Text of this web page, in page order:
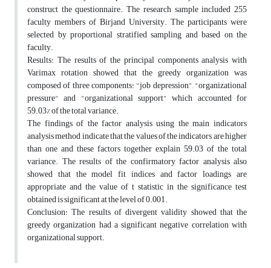
construct the questionnaire. The research sample included 255
faculty members of Birjand University. The participants were
selected by proportional stratified sampling and based on the
faculty.
Results: The results of the principal components analysis with
Varimax rotation showed that the greedy organization was
composed of three components: "job depression", "organizational
pressure" and "organizational support" which accounted for
59.03% of the total variance.
The findings of the factor analysis using the main indicators
analysis method indicate that the values of the indicators are higher
than one and these factors together explain 59.03 of the total
variance. The results of the confirmatory factor analysis also
showed that the model fit indices and factor loadings are
appropriate and the value of t statistic in the significance test
obtained is significant at the level of 0.001.
Conclusion: The results of divergent validity showed that the
greedy organization had a significant negative correlation with
organizational support.